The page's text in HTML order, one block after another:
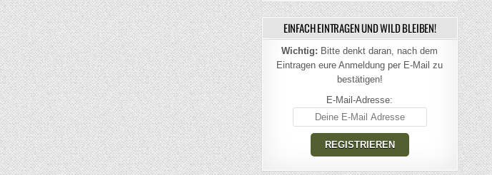
EINFACH EINTRAGEN UND WILD BLEIBEN!
Wichtig: Bitte denkt daran, nach dem
Eintragen eure Anmeldung per E-Mail zu
bestätigen!
E-Mail-Adresse: